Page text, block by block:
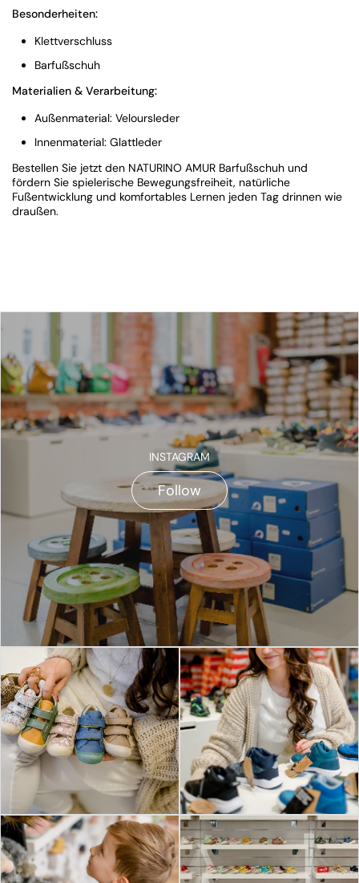
Besonderheiten:
Klettverschluss
Barfußschuh
Materialien & Verarbeitung:
Außenmaterial: Veloursleder
Innenmaterial: Glattleder
Bestellen Sie jetzt den NATURINO AMUR Barfußschuh und
fördern Sie spielerische Bewegungsfreiheit, natürliche
Fußentwicklung und komfortables Lernen jeden Tag drinnen wie
draußen.
INSTAGRAM
Follow